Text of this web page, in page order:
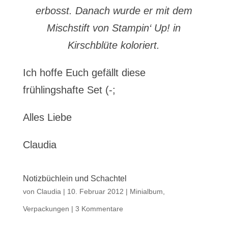
erbosst. Danach wurde er mit dem
Mischstift von Stampin‘ Up! in
Kirschblüte koloriert.
Ich hoffe Euch gefällt diese
frühlingshafte Set (-;
Alles Liebe
Claudia
Notizbüchlein und Schachtel
von Claudia | 10. Februar 2012 | Minialbum
Verpackungen | 3 Kommentare